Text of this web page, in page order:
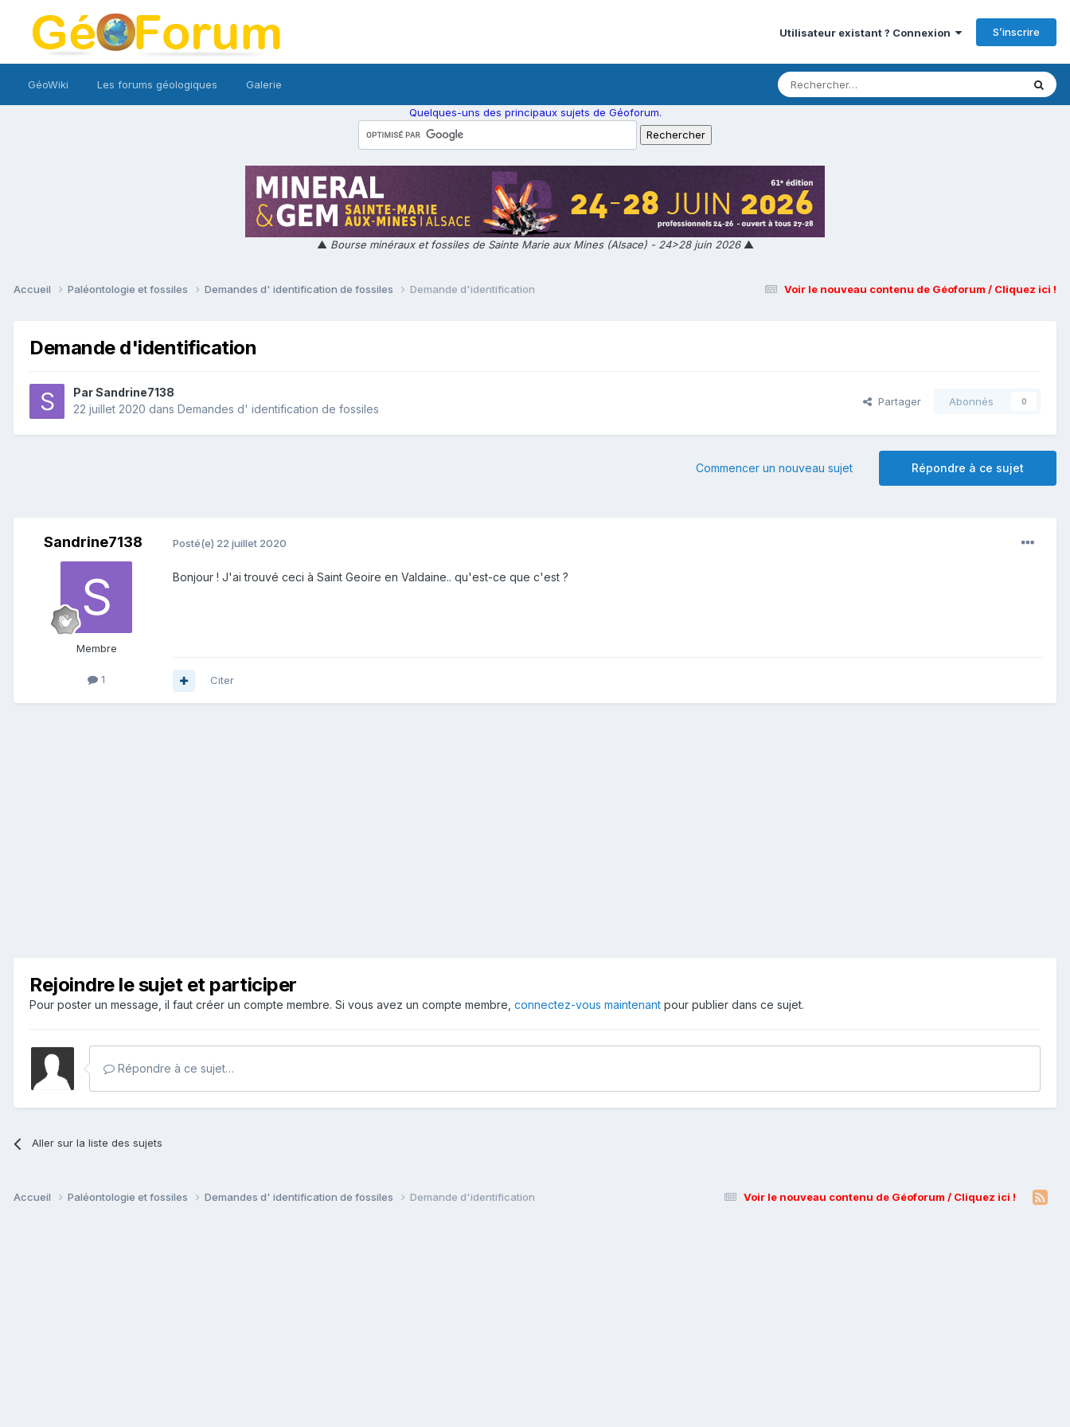
Utilisateur existant ? Connexion S’inscrire
GéoWiki Les forums géologiques Galerie
Quelques-uns des principaux sujets de Géoforum.
▲ Bourse minéraux et fossiles de Sainte Marie aux Mines (Alsace) - 24>28 juin 2026▲
Voir le nouveau contenu de Géoforum / Cliquez ici !
Accueil Paléontologie et fossiles Demandes d' identification de fossiles Demande d'identification
Demande d'identification
ParSandrine7138
22 juillet 2020 dans Demandes d' identification de fossiles
Partager Abonnés 0
Répondre à ce sujet
Commencer un nouveau sujet
Sandrine7138
Membre
1
Posté(e) 22 juillet 2020
Bonjour ! J'ai trouvé ceci à Saint Geoire en Valdaine.. qu'est-ce que c'est ?
Citer
Rejoindre le sujet et participer
Pour poster un message, il faut créer un compte membre. Si vous avez un compte membre, connectez-vous maintenant pour publier dans ce sujet.
Répondre à ce sujet…
Aller sur la liste des sujets
Voir le nouveau contenu de Géoforum / Cliquez ici !
Accueil Paléontologie et fossiles Demandes d' identification de fossiles Demande d'identification